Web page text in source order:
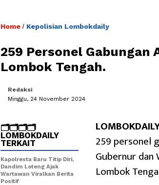
Home / Kepolisian Lombokdaily
259 Personel Gabungan
Lombok Tengah.
Redaksi
Minggu, 24 November 2024
259 personel
Gubernur dan
Lombok
🗂️🗂️🗂️🗂️
LOMBOKDAILY
TERKAIT
Kapolresta Baru Titip Diri,
Dandim Loteng Ajak
Wartawan Viralkan Berita
Positif